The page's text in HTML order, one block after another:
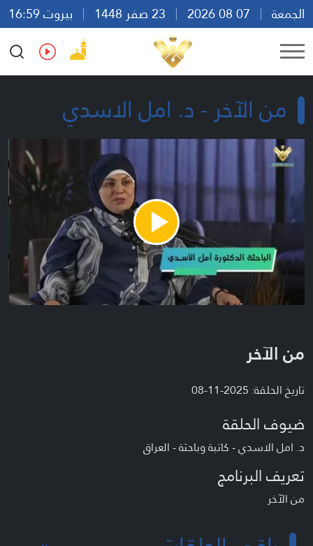
الجمعة
بيروت 16:59
Ar
En Fr Es
من الآخر - د. امل الاسدي
Play
Video
من الآخر
تاريخ الحلقة: 2025-11-08
ضيوف الحلقة
د. امل الاسدي - كاتبة وباحثة - العراق
تعريف البرنامج
من الآخر